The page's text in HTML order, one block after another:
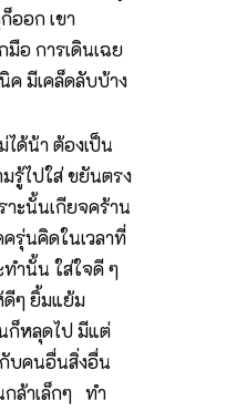
ออก เขา
อ การเดินเฉย
ค มีเคล็ดลับบ้าง
ด้น้า ต้องเป็น
รู้ไปใส่ ขยันตรง
าะนั้นเกียจคร้าน
รุ่นคิดในเวลาที่
ำนั้น ใส่ใจดี ๆ
ดีๆ ยิ้มแย้ม
ก็หลุดไป มีแต่
กับคนอื่นสิ่งอื่น
กล้าเล็กๆ ทำ